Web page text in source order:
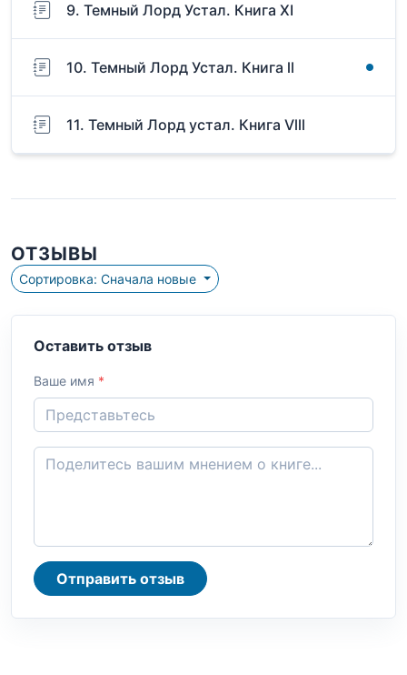
9. Темный Лорд Устал. Книга XI
10. Темный Лорд Устал. Книга ll
11. Темный Лорд устал. Книга Vlll
ОТЗЫВЫ
Сортировка: Сначала новые
Оставить отзыв
Ваше имя *
Отправить отзыв